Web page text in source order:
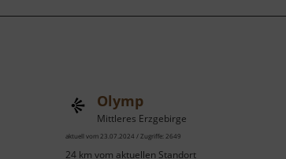
Olymp
Mittleres Erzgebirge
aktuell vom 23.07.2024 / Zugriffe: 2649
24 km vom aktuellen Standort